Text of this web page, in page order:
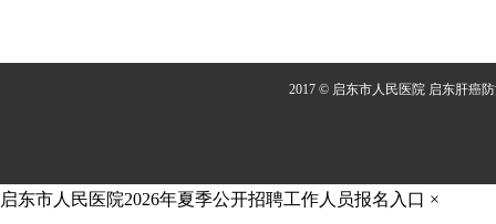
2017 © 启东市人民医院 启东肝癌
启东市人民医院2026年夏季公开招聘工作人员报名入口 ×